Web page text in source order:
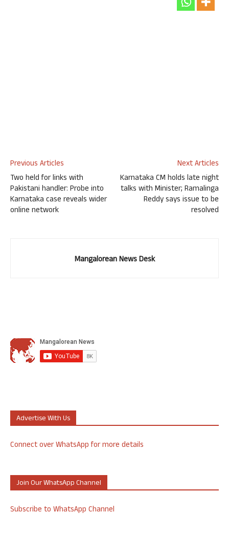
Previous Articles
Two held for links with
Pakistani handler: Probe into
Karnataka case reveals wider
online network
Next Articles
Karnataka CM holds late night
talks with Minister; Ramalinga
Reddy says issue to be
resolved
Mangalorean News Desk
Advertise With Us
Connect over WhatsApp for more details
Join Our WhatsApp Channel
Subscribe to WhatsApp Channel